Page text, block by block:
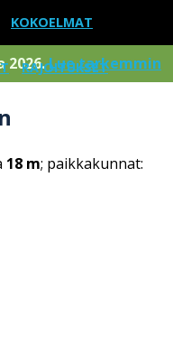
KOKOELMAT
RAJOITUKSET
2026.Lue tarkemmin
18 m; paikkakunnat: